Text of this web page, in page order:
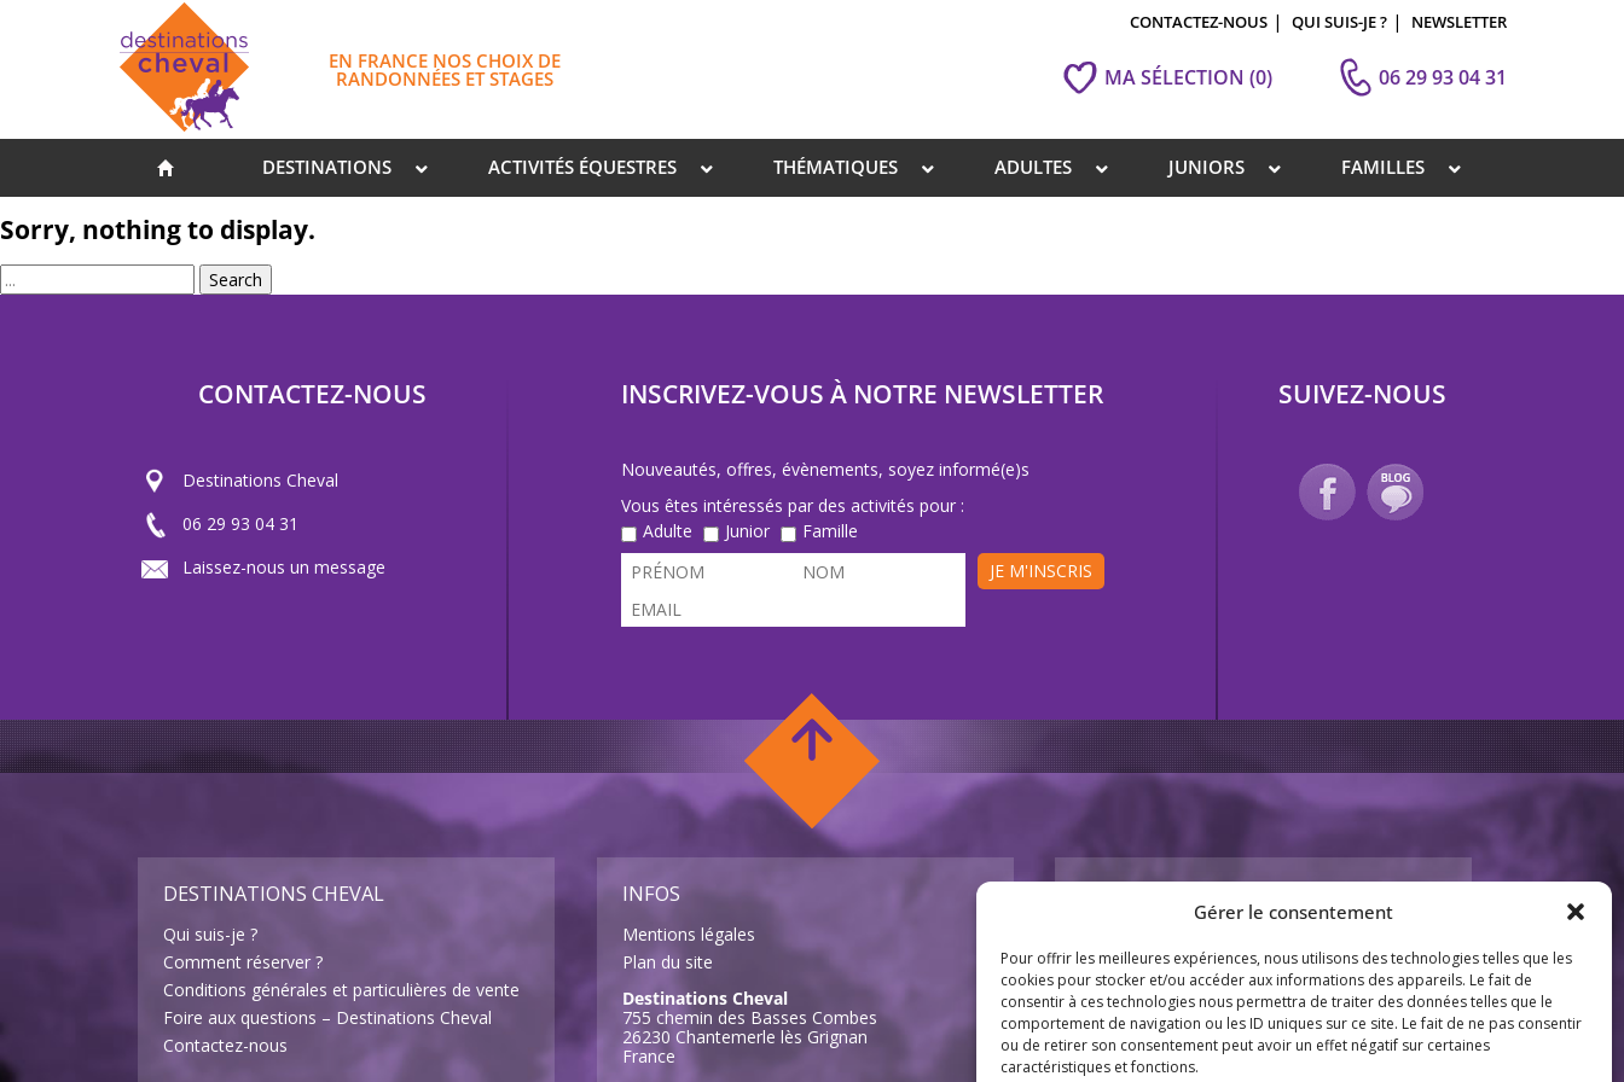
Gérer le consentement
Pour offrir les meilleures expériences, nous utilisons des technologies telles que les
cookies pour stocker et/ou accéder aux informations des appareils. Le fait de
consentir à ces technologies nous permettra de traiter des données telles que le
comportement de navigation ou les ID uniques sur ce site. Le fait de ne pas consentir
ou de retirer son consentement peut avoir un effet négatif sur certaines
caractéristiques et fonctions.
EN FRANCE NOS CHOIX DE
RANDONNÉES ET STAGES MA SÉLECTION (0) 06 29 93 04 31
CONTACTEZ-NOUS QUI SUIS-JE ? NEWSLETTER
DESTINATIONS ACTIVITÉS ÉQUESTRES THÉMATIQUES ADULTES JUNIORS FAMILLES
Sorry, nothing to display.
Search
CONTACTEZ-NOUS
Destinations Cheval
06 29 93 04 31
Laissez-nous un message
INSCRIVEZ-VOUS À NOTRE NEWSLETTER
Nouveautés, offres, évènements, soyez informé(e)s
Vous êtes intéressés par des activités pour :
Adulte
Junior
Famille
JE M'INSCRIS
SUIVEZ-NOUS
DESTINATIONS CHEVAL
Qui suis-je ?
Comment réserver ?
Conditions générales et particulières de vente
Foire aux questions – Destinations Cheval
Contactez-nous
INFOS
Mentions légales
Plan du site
Destinations Cheval
755 chemin des Basses Combes
26230 Chantemerle lès Grignan
France
Activités équestres
Activités pour enfants